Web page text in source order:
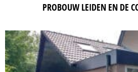
PROBOUW LEIDEN EN DE